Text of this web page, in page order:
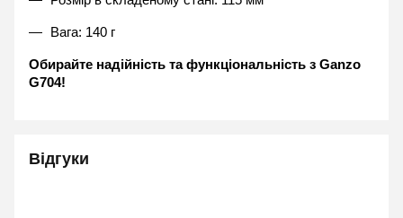
Вага: 140 г
Обирайте надійність та функціональність з Ganzo
G704!
Відгуки